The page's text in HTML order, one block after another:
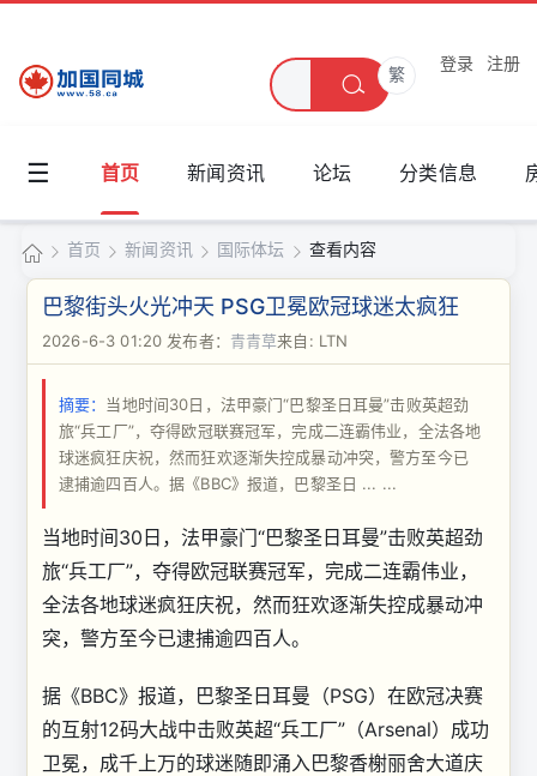
繁
登录 注册
☰ 首页 新闻资讯 论坛 分类信息
加
同
›
首页
›
新闻资讯
›
国际体坛
›
查看内容
巴黎街头火光冲天 PSG卫冕欧冠球迷太疯狂
2026-6-3 01:20 发布者： 青青草来自: LTN
摘要： 当地时间30日，法甲豪门“巴黎圣日耳曼”击败英超劲
旅“兵工厂”，夺得欧冠联赛冠军，完成二连霸伟业，全法各地
球迷疯狂庆祝，然而狂欢逐渐失控成暴动冲突，警方至今已
逮捕逾四百人。据《BBC》报道，巴黎圣日 ... ...
当地时间30日，法甲豪门“巴黎圣日耳曼”击败英超劲
旅“兵工厂”，夺得欧冠联赛冠军，完成二连霸伟业，
全法各地球迷疯狂庆祝，然而狂欢逐渐失控成暴动冲
突，警方至今已逮捕逾四百人。
据《BBC》报道，巴黎圣日耳曼（PSG）在欧冠决赛
的互射12码大战中击败英超“兵工厂”（Arsenal）成功
卫冕，成千上万的球迷随即涌入巴黎香榭丽舍大道庆